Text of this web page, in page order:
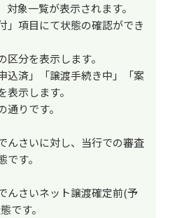
象一覧が表示されます。
」項目にて状態の確認ができ
区分を表示します。
込済」「譲渡手続き中」「案
表示します。
りです。
んさいに対し、当行での審査
す。
んさいネット譲渡確定前(予
です。